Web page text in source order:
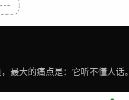
最大的痛点是：它听不懂人话。